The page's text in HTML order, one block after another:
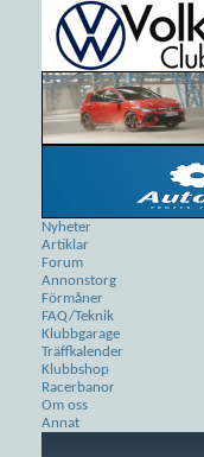
Nyheter
Artiklar
Forum
Annonstorg
Förmåner
FAQ/Teknik
Klubbgarage
Träffkalender
Klubbshop
Racerbanor
Om oss
Annat